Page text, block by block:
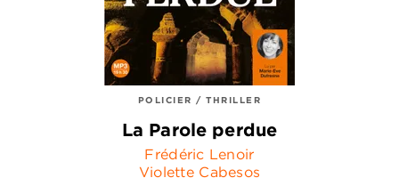
POLICIER / THRILLER
La Parole perdue
Frédéric Lenoir
Violette Cabesos